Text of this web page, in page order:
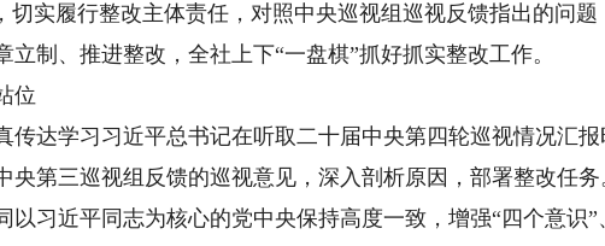
实履行整改主体责任，对照中央巡视组巡视反馈指出的问题
制、推进整改，全社上下“一盘棋”抓好抓实整改工作。
位
达学习习近平总书记在听取二十届中央第四轮巡视情况汇报
央第三巡视组反馈的巡视意见，深入剖析原因，部署整改任
习近平同志为核心的党中央保持高度一致，增强“四个意识”